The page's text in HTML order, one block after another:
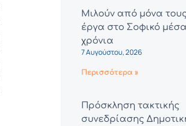
Μιλούν από μόνα τους:
έργα στο Σοφικό
χρόνια
7 Αυγούστου, 2026
Περισσότερα »
Πρόσκληση τακτικής
συνεδρίασης